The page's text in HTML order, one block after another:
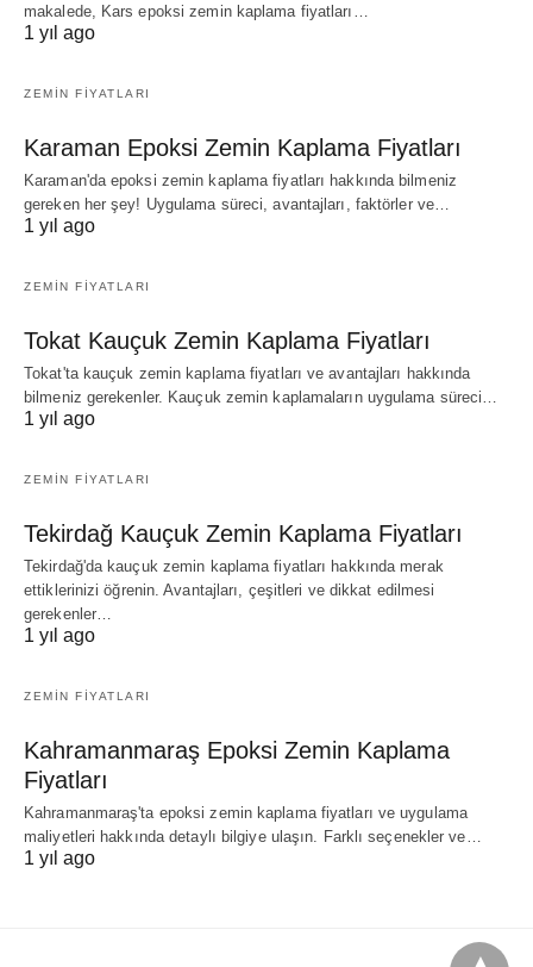
makalede, Kars epoksi zemin kaplama fiyatları…
1 yıl ago
ZEMIN FIYATLARI
Karaman Epoksi Zemin Kaplama Fiyatları
Karaman'da epoksi zemin kaplama fiyatları hakkında bilmeniz
gereken her şey! Uygulama süreci, avantajları, faktörler ve…
1 yıl ago
ZEMIN FIYATLARI
Tokat Kauçuk Zemin Kaplama Fiyatları
Tokat'ta kauçuk zemin kaplama fiyatları ve avantajları hakkında
bilmeniz gerekenler. Kauçuk zemin kaplamaların uygulama süreci…
1 yıl ago
ZEMIN FIYATLARI
Tekirdağ Kauçuk Zemin Kaplama Fiyatları
Tekirdağ'da kauçuk zemin kaplama fiyatları hakkında merak
ettiklerinizi öğrenin. Avantajları, çeşitleri ve dikkat edilmesi
gerekenler…
1 yıl ago
ZEMIN FIYATLARI
Kahramanmaraş Epoksi Zemin Kaplama
Fiyatları
Kahramanmaraş'ta epoksi zemin kaplama fiyatları ve uygulama
maliyetleri hakkında detaylı bilgiye ulaşın. Farklı seçenekler ve…
1 yıl ago